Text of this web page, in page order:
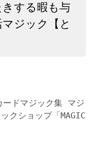
きする暇も与
ジック【と
ードマジック集 マジ
クショップ「MAGIC